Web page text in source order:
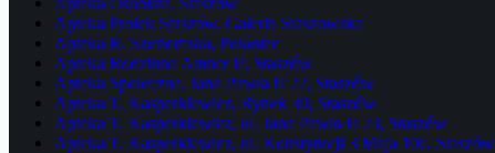
Apteka Prolek Staszów, Galeria Staszowska
Apteka R. Szerłomska, Połaniec
Apteka Rodzinna Amber II, Staszów
Apteka Społeczna, Jana Pawła II 22, Staszów
Apteka T. Kasperkiewicz, Rynek 30, Staszów
Apteka T. Kasperkiewicz, ul. Jana Pawła II 23, Staszów
Apteka T. Kasperkiewicz, ul. Konstytucji 3 Maja 10c, Staszów